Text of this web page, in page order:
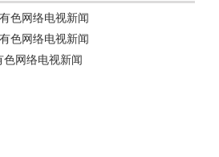
色网络电视新闻
色网络电视新闻
网络电视新闻